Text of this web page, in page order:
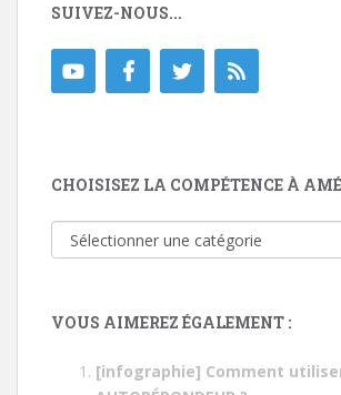
SUIVEZ-NOUS...
CHOISISEZ LA COMPÉTENCE À
Choisisez
la
améliorer
VOUS AIMEREZ ÉGALEMENT :
[infographie] Comment